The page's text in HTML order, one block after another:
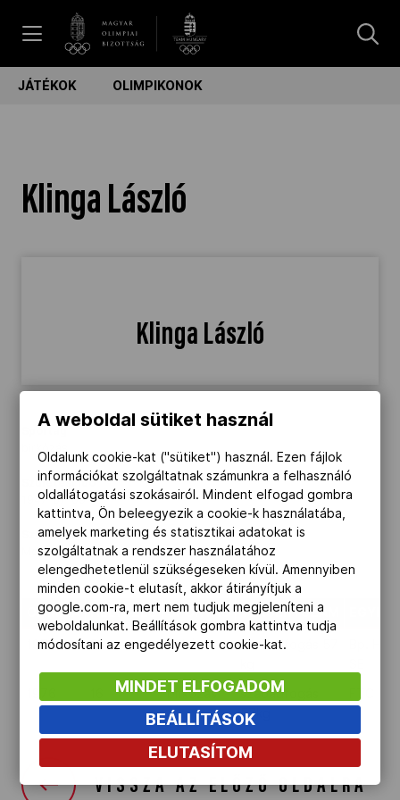
Kettőskarrier-program
NOB
Társszervezetek
OVEP
Adatbank
JÁTÉKOK OLIMPIKONOK
Klinga László
Klinga László
Születési idő
1947-07-09
Születési hely
Mosonszentpéter
OLIMPIA HELYEZÉS SPORTÁG VERSENYSZÁM
1972 3 birkózás
szabadfogás 57
birkózás
szabadfogás
57kg
VISSZA AZ ELŐZŐ OLDALRA
A weboldal sütiket használ
Oldalunk cookie-kat ("sütiket") használ. Ezen fájlok
információkat szolgáltatnak számunkra a felhasználó
oldallátogatási szokásairól. Mindent elfogad gombra
kattintva, Ön beleegyezik a cookie-k használatába,
amelyek marketing és statisztikai adatokat is
szolgáltatnak a rendszer használatához
elengedhetetlenül szükségeseken kívül. Amennyiben
minden cookie-t elutasít, akkor átirányítjuk a
google.com-ra, mert nem tudjuk megjeleníteni a
weboldalunkat. Beállítások gombra kattintva tudja
módosítani az engedélyezett cookie-kat.
MINDET ELFOGADOM
BEÁLLÍTÁSOK
ELUTASÍTOM